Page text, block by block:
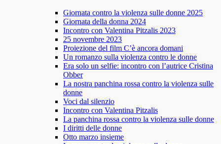
Giornata contro la violenza sulle donne 2025
Giornata della donna 2024
Incontro con Valentina Pitzalis 2023
25 novembre 2023
Proiezione del film C’è ancora domani
Un romanzo sulla violenza contro le donne
Era solo un selfie: incontro con l’autrice Cristina
Obber
La nostra panchina rossa contro la violenza sulle
donne
Voci dal silenzio
Incontro con Valentina Pitzalis
La panchina rossa contro la violenza sulle donne
I diritti delle donne
Otto marzo insieme